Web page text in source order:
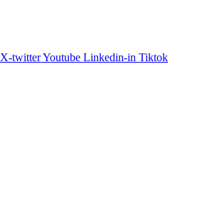
X-twitterYoutube Linkedin-in Tiktok